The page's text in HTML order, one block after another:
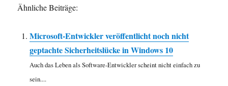
Ähnliche Beiträge:
Microsoft-Entwickler veröffentlicht noch nicht
geptachte Sicherheitslücke in Windows 10
Auch das Leben als Software-Entwickler scheint nicht einfach zu
sein....